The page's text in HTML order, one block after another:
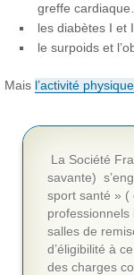
greffe
les diabètes I et
le surpoids et
Mais l’activité
La Société
savante)
sport santé » (
professionnels
salles de
d’éligibilité à
des charges